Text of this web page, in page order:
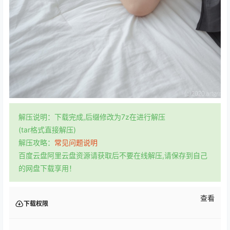
解压说明：下载完成,后缀修改为7z在进行解压
(tar格式直接解压)
解压攻略： 常见问题说明
百度云盘阿里云盘资源请获取后不要在线解压,请保存到自己
的网盘下载享用！
下载权限
查看